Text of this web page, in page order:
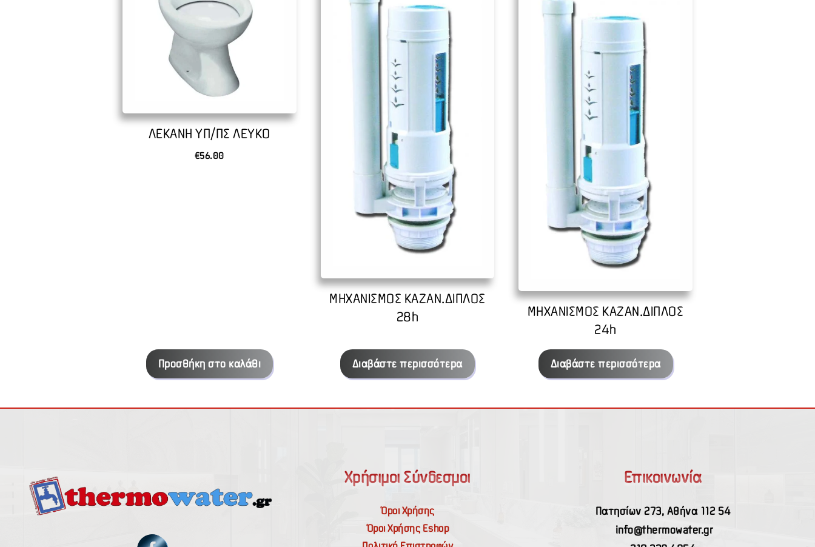
ΛΕΚΑΝΗ ΥΠ/ΠΣ ΛΕΥΚO
€56.00
Προσθήκη στο καλάθι
ΜΗΧΑΝΙΣΜΟΣ ΚΑΖΑΝ.ΔΙΠΛΟΣ
28h
Διαβάστε περισσότερα
ΜΗΧΑΝΙΣΜΟΣ ΚΑΖΑΝ.ΔΙΠΛΟΣ
24h
Διαβάστε περισσότερα
Χρήσιμοι Σύνδεσμοι
Όροι Χρήσης
Όροι Χρήσης Εshop
Επικοινωνία
Πατησίων 273, Αθήνα 112 54
info@thermowater.gr